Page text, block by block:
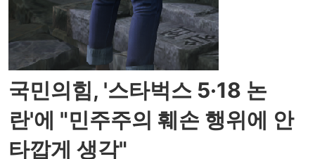
국민의힘, '스타벅스 5·18 논
란'에 "민주주의 훼손 행위에 안
타깝게 생각"